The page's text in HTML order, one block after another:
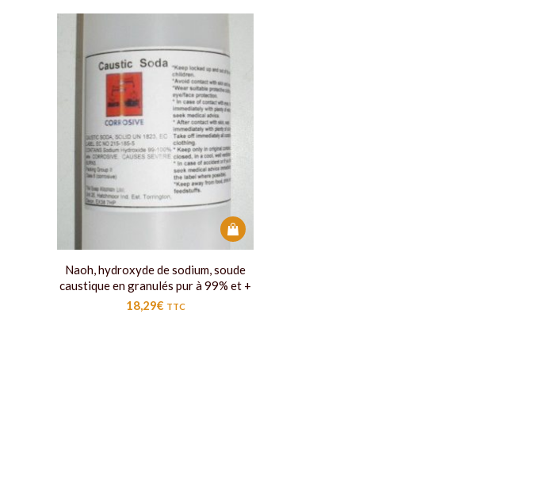
Naoh, hydroxyde de sodium, soude
caustique en granulés pur à 99% et +
18,29€ TTC